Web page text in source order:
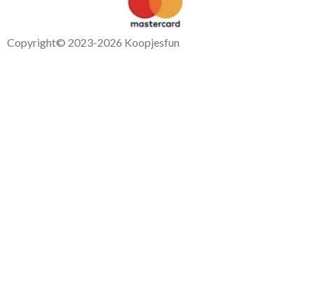
Copyright© 2023-2026 Koopjesfun